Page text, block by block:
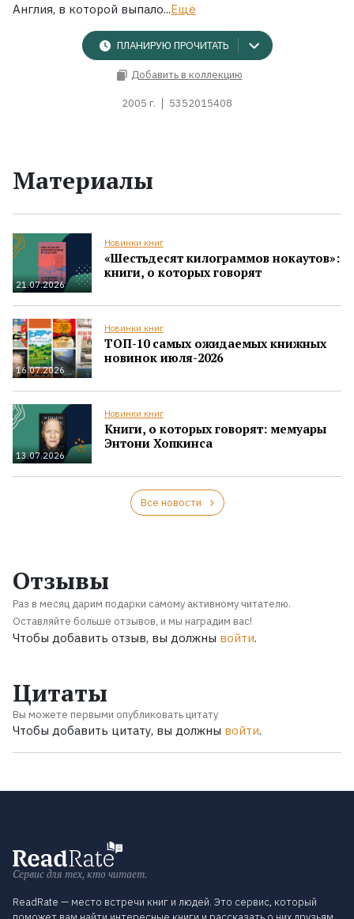
Англия, в которой выпало...Ещё
ПЛАНИРУЮ ПРОЧИТАТЬ
Добавить в коллекцию
2005 г. 5352015408
Материалы
21.07.2026
Новинки книг
«Шестьдесят килограммов нокаутов»:
книги, о которых говорят
16.07.2026
Новинки книг
ТОП-10 самых ожидаемых книжных
новинок июля-2026
13.07.2026
Новинки книг
Книги, о которых говорят: мемуары
Энтони Хопкинса
Все новости
Отзывы
Раз в месяц дарим подарки самому активному читателю.
Оставляйте больше отзывов, и мы наградим вас!
Чтобы добавить отзыв, вы должны войти.
Цитаты
Вы можете первыми опубликовать цитату
Чтобы добавить цитату, вы должны войти.
Сервис для тех, кто читает.
ReadRate — место встречи книг и людей. Это сервис, который